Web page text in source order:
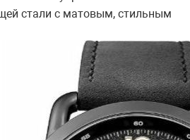
стали с матовым, стильным